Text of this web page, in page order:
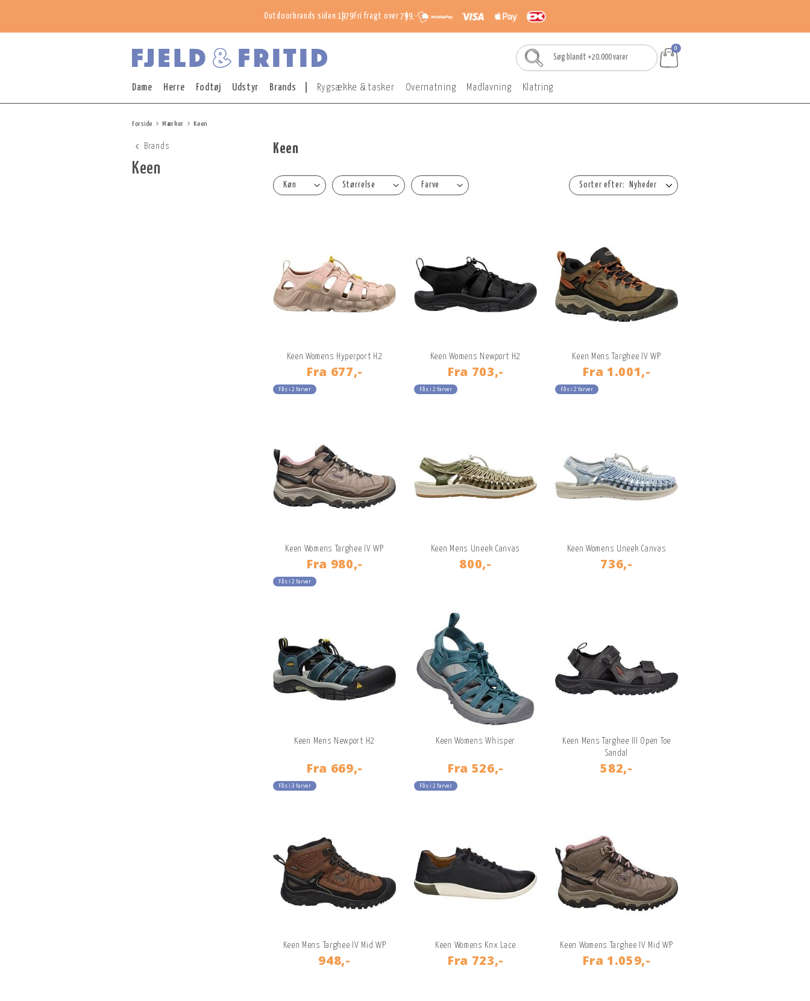
Outdoorbrands siden 1979 Fri fragt over 799,-
0
Dame Herre Fodtøj Udstyr Brands Rygsække & tasker Overnatning Madlavning Klatring
Forside Mærker Keen
Brands
Keen
Keen
Nyheder
Køn Størrelse Farve
Keen Womens Hyperport H2
Fra 677,-
Fås i 2 farver
Keen Womens Newport H2
Fra 703,-
Fås i 2 farver
Keen Mens Targhee IV WP
Fra 1.001,-
Fås i 2 farver
Keen Womens Targhee IV WP
Fra 980,-
Fås i 2 farver
Keen Mens Uneek Canvas
800,-
Keen Womens Uneek Canvas
736,-
Keen Mens Newport H2
Fra 669,-
Fås i 3 farver
Keen Womens Whisper
Fra 526,-
Fås i 2 farver
Keen Mens Targhee III Open Toe
Sandal
582,-
Keen Mens Targhee IV Mid WP
948,-
Keen Womens Knx Lace
Fra 723,-
Keen Womens Targhee IV Mid WP
Fra 1.059,-